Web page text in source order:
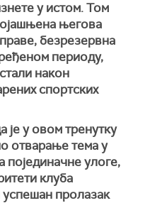
у истом. Том
његова
безрезервна
периоду,
након
спортских
је у овом тренутку
отварање тема у
појединачне улоге,
клуба
пролазак